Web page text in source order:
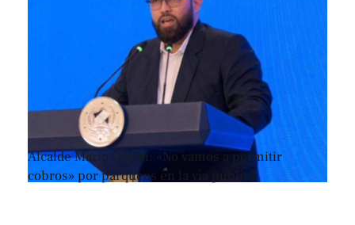
Alcalde Mario Durán: «No vamos a permitir
cobros» por parqueos en la vía pública